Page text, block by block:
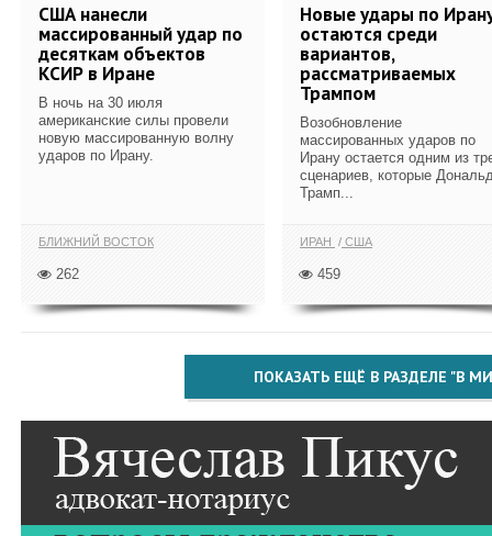
США нанесли
массированный удар по
десяткам объектов
КСИР в Иране
В ночь на 30 июля
американские силы провели
новую массированную волну
ударов по Ирану.
БЛИЖНИЙ ВОСТОК
262
Новые удары по
остаются среди
вариантов,
рассматриваемых
Трампом
Возобновление
массированных ударов по
Ирану остается одним из
сценариев, которые
Трамп...
ИРАН США
459
ПОКАЗАТЬ ЕЩЁ В РАЗДЕЛЕ "В